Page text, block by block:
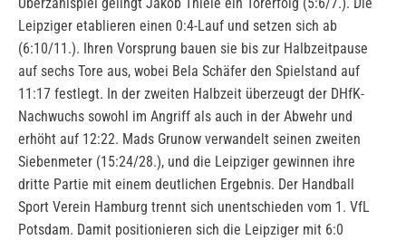
Überzahlspiel gelingt Jakob Thiele ein Torerfolg (5:6/7.). Die
Leipziger etablieren einen 0:4-Lauf und setzen sich ab
(6:10/11.). Ihren Vorsprung bauen sie bis zur Halbzeitpause
auf sechs Tore aus, wobei Bela Schäfer den Spielstand auf
11:17 festlegt. In der zweiten Halbzeit überzeugt der DHfK-
Nachwuchs sowohl im Angriff als auch in der Abwehr und
erhöht auf 12:22. Mads Grunow verwandelt seinen zweiten
Siebenmeter (15:24/28.), und die Leipziger gewinnen ihre
dritte Partie mit einem deutlichen Ergebnis. Der Handball
Sport Verein Hamburg trennt sich unentschieden vom 1. VfL
Potsdam. Damit positionieren sich die Leipziger mit 6:0